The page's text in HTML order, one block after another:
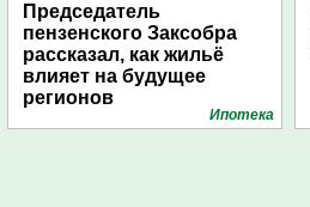
Председатель
пензенского Заксобра
рассказал, как жильё
влияет на будущее
регионов
Ипотека